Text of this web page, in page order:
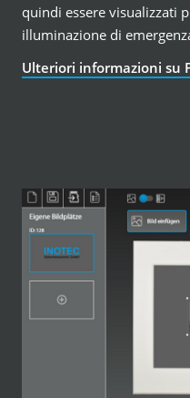
quindi essere visualizzati
illuminazione di
Ulteriori informazioni su